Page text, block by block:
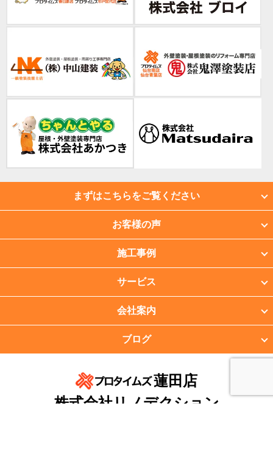
まずはこちらをご覧ください
お客様の声
施工事例
サービス
会社案内
ブログ
蓮田店
株式会社リノデクション